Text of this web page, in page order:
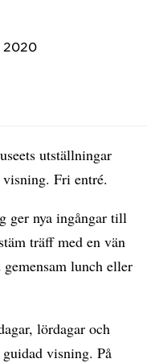
2020
utställningar
Fri entré.
ger nya ingångar till
träff med en vän
lunch eller
lördagar och
visning. På